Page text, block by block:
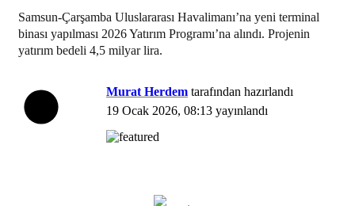
Samsun-Çarşamba Uluslararası Havalimanı’na yeni terminal
binası yapılması 2026 Yatırım Programı’na alındı. Projenin
yatırım bedeli 4,5 milyar lira.
Murat Herdem tarafından hazırlandı
19 Ocak 2026, 08:13 yayınlandı